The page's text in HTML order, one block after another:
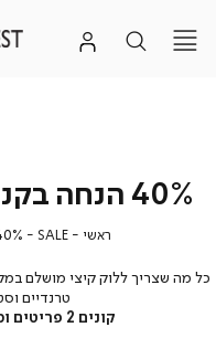
40% הנחה בקניית 2 פריטים ומעלה
ראשי ראשי
SALE
SALE
40% הנחה בקניית 2
כל מה שצריך ללוק קיצי מושלם
טרנדיים
קונים 2 פריטים ומעלה ונהנים מ-40% הנחה